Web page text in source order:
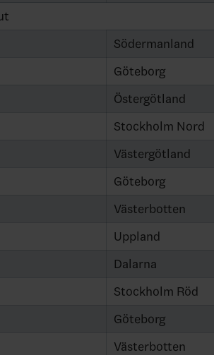
Södermanland
Göteborg
Östergötland
Stockholm Nord
Västergötland
Göteborg
Västerbotten
Uppland
Dalarna
Stockholm Röd
Göteborg
Västerbotten